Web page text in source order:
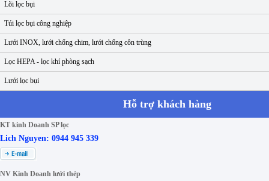
Lõi lọc bụi
Túi lọc bụi công nghiệp
Lưới INOX, lưới chống chim, lưới chống côn trùng
Lọc HEPA - lọc khí phòng sạch
Lưới lọc bụi
Hỗ trợ khách hàng
KT kinh Doanh SP lọc
Lich Nguyen: 0944 945 339
NV Kinh Doanh lưới thép